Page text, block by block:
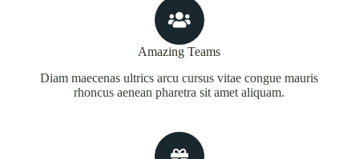
Amazing Teams
Diam maecenas ultrics arcu cursus vitae congue mauris
rhoncus aenean pharetra sit amet aliquam.